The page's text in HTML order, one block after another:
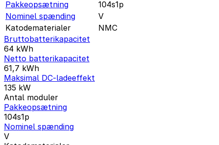
Pakkeopsætning
104s1p
Nominel spænding
V
Katodematerialer
NMC
Bruttobatterikapacitet
64 kWh
Netto batterikapacitet
61,7 kWh
Maksimal DC-ladeeffekt
135 kW
Antal moduler
Pakkeopsætning
104s1p
Nominel spænding
V